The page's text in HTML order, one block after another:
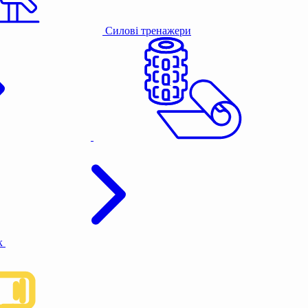
Силові тренажери